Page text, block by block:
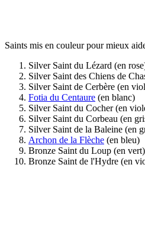
Saints mis en couleur pour mieux
Silver Saint du Lézard (en
Silver Saint des Chiens de
Silver Saint de Cerbère (en
Fotia du Centaure (en blanc)
Silver Saint du Cocher (en
Silver Saint du Corbeau (en
Silver Saint de la Baleine (en
Archon de la Flèche (en bleu)
Bronze Saint du Loup (en vert)
Bronze Saint de l'Hydre (en